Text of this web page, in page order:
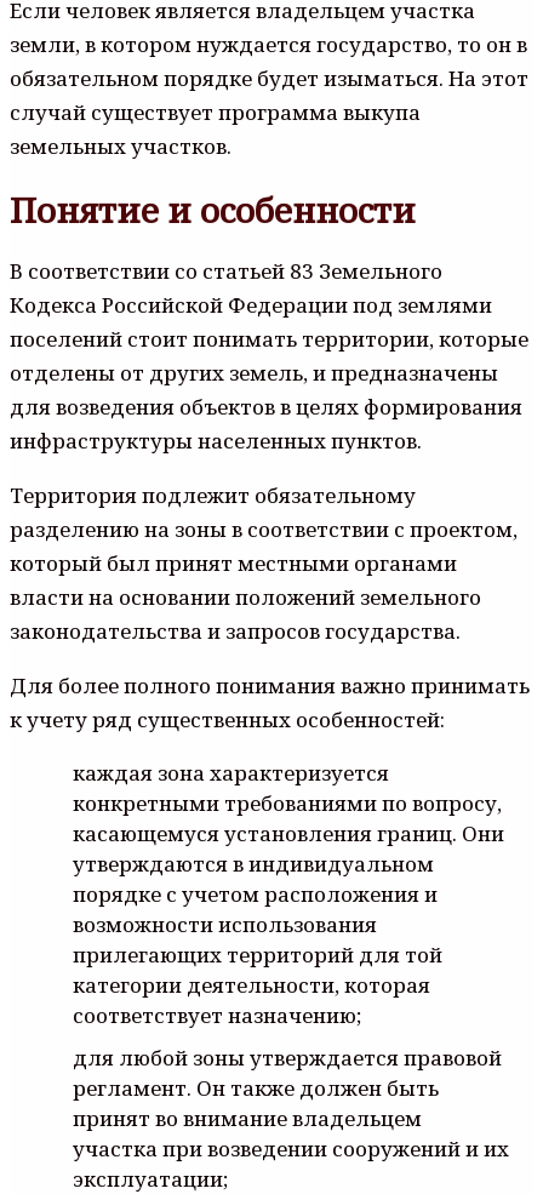
Если человек является владельцем участка
земли, в котором нуждается государство, то он в
обязательном порядке будет изыматься. На этот
случай существует программа выкупа
земельных участков.
Понятие и особенности
В соответствии со статьей 83 Земельного
Кодекса Российской Федерации под землями
поселений стоит понимать территории, которые
отделены от других земель, и предназначены
для возведения объектов в целях формирования
инфраструктуры населенных пунктов.
Территория подлежит обязательному
разделению на зоны в соответствии с проектом,
который был принят местными органами
власти на основании положений земельного
законодательства и запросов государства.
Для более полного понимания важно принимать
к учету ряд существенных особенностей:
каждая зона характеризуется
конкретными требованиями по вопросу,
касающемуся установления границ. Они
утверждаются в индивидуальном
порядке с учетом расположения и
возможности использования
прилегающих территорий для той
категории деятельности, которая
соответствует назначению;
для любой зоны утверждается правовой
регламент. Он также должен быть
принят во внимание владельцем
участка при возведении сооружений и их
эксплуатации;